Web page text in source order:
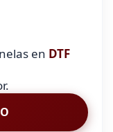
en DTF